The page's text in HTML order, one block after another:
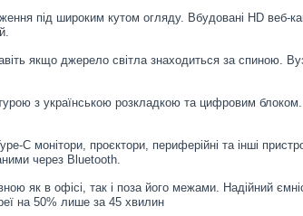
під широким кутом огляду. Вбудовані HD веб-
якщо джерело світла знаходиться за спиною.
з українською розкладкою та цифровим блоком.
C монітори, проєктори, периферійні та інші
через Bluetooth.
як в офісі, так і поза його межами. Надійний
на 50% лише за 45 хвилин